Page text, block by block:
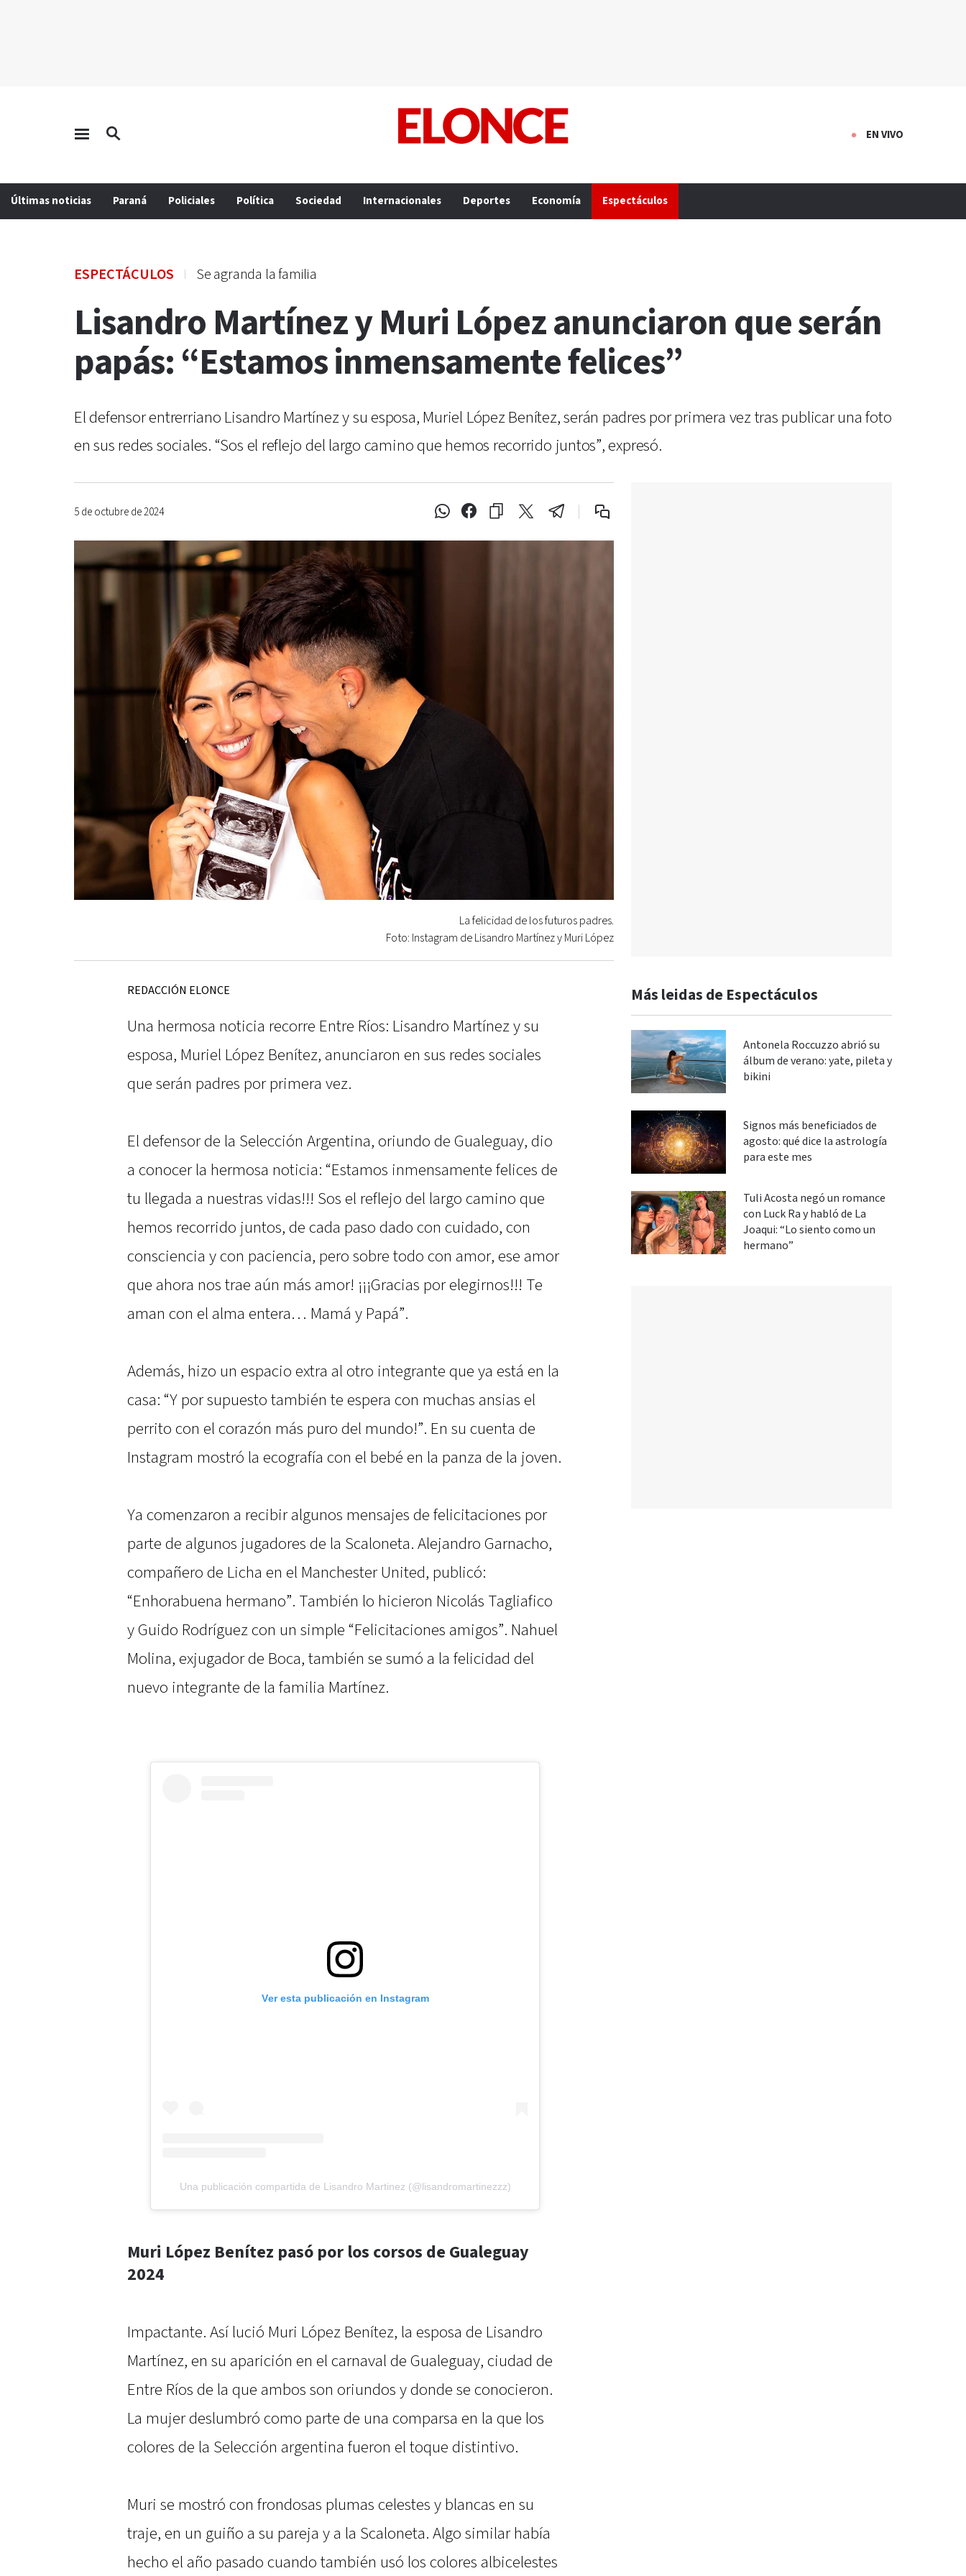
EN VIVO
Últimas noticias Paraná Policiales Política Sociedad Internacionales Deportes Economía Espectáculos
ESPECTÁCULOS Se agranda la familia
Lisandro Martínez y Muri López anunciaron que serán
papás: “Estamos inmensamente felices”
El defensor entrerriano Lisandro Martínez y su esposa, Muriel López Benítez, serán padres por primera vez tras publicar una foto
en sus redes sociales. “Sos el reflejo del largo camino que hemos recorrido juntos”, expresó.
5 de octubre de 2024
La felicidad de los futuros padres.
Foto: Instagram de Lisandro Martínez y Muri López
REDACCIÓN ELONCE
Una hermosa noticia recorre Entre Ríos: Lisandro Martínez y su
esposa, Muriel López Benítez, anunciaron en sus redes sociales
que serán padres por primera vez.
El defensor de la Selección Argentina, oriundo de Gualeguay, dio
a conocer la hermosa noticia: “Estamos inmensamente felices de
tu llegada a nuestras vidas!!! Sos el reflejo del largo camino que
hemos recorrido juntos, de cada paso dado con cuidado, con
consciencia y con paciencia, pero sobre todo con amor, ese amor
que ahora nos trae aún más amor! ¡¡¡Gracias por elegirnos!!! Te
aman con el alma entera… Mamá y Papá”.
Además, hizo un espacio extra al otro integrante que ya está en la
casa: “Y por supuesto también te espera con muchas ansias el
perrito con el corazón más puro del mundo!”. En su cuenta de
Instagram mostró la ecografía con el bebé en la panza de la joven.
Ya comenzaron a recibir algunos mensajes de felicitaciones por
parte de algunos jugadores de la Scaloneta. Alejandro Garnacho,
compañero de Licha en el Manchester United, publicó:
“Enhorabuena hermano”. También lo hicieron Nicolás Tagliafico
y Guido Rodríguez con un simple “Felicitaciones amigos”. Nahuel
Molina, exjugador de Boca, también se sumó a la felicidad del
nuevo integrante de la familia Martínez.
Ver esta publicación en Instagram
Una publicación compartida de Lisandro Martinez (@lisandromartinezzz)
Muri López Benítez pasó por los corsos de Gualeguay
2024
Impactante. Así lució Muri López Benítez, la esposa de Lisandro
Martínez, en su aparición en el carnaval de Gualeguay, ciudad de
Entre Ríos de la que ambos son oriundos y donde se conocieron.
La mujer deslumbró como parte de una comparsa en la que los
colores de la Selección argentina fueron el toque distintivo.
Muri se mostró con frondosas plumas celestes y blancas en su
traje, en un guiño a su pareja y a la Scaloneta. Algo similar había
hecho el año pasado cuando también usó los colores albicelestes
Más leidas de Espectáculos
Antonela Roccuzzo abrió su
álbum de verano: yate, pileta y
bikini
Signos más beneficiados de
agosto: qué dice la astrología
para este mes
Tuli Acosta negó un romance
con Luck Ra y habló de La
Joaqui: “Lo siento como un
hermano”